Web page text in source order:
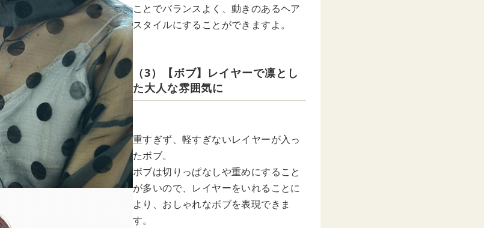
ことでバランスよく、動きのあるヘア
スタイルにすることができますよ。
（3）【ボブ】レイヤーで凛とし
た大人な雰囲気に
重すぎず、軽すぎないレイヤーが入っ
たボブ。
ボブは切りっぱなしや重めにすること
が多いので、レイヤーをいれることに
より、おしゃれなボブを表現できま
す。